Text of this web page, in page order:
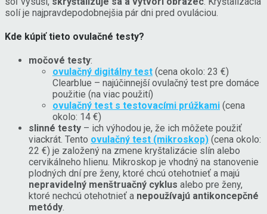
solí je najpravdepodobnejšia pár dni pred ovuláciou.
Kde kúpiť tieto ovulačné testy?
močové testy:
ovulačný digitálny test (cena okolo: 23 €)
Clearblue – najúčinnejší ovulačný test pre domáce
použitie (na viac použití)
ovulačný test s testovacími prúžkami (cena
okolo: 14 €)
slinné testy – ich výhodou je, že ich môžete použiť
viackrát. Tento ovulačný test (mikroskop) (cena okolo:
22 €) je založený na zmene kryštalizácie slín alebo
cervikálneho hlienu. Mikroskop je vhodný na stanovenie
plodných dní pre ženy, ktoré chcú otehotnieť a majú
nepravidelný menštruačný cyklus alebo pre ženy,
ktoré nechcú otehotnieť a nepoužívajú antikoncepčné
metódy.